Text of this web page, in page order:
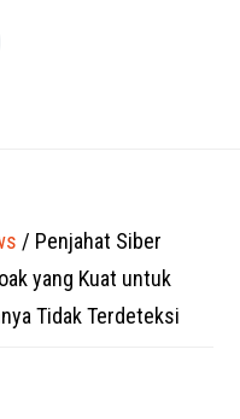
/ Penjahat Siber
yang Kuat untuk
Tidak Terdeteksi